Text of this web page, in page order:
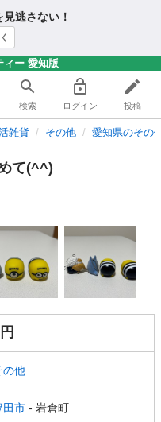
逃さない！
ィー 愛知版
検索 ログイン 投稿
雑貨 その他 愛知県のその
て(^^)
の他
田市 - 岩倉町